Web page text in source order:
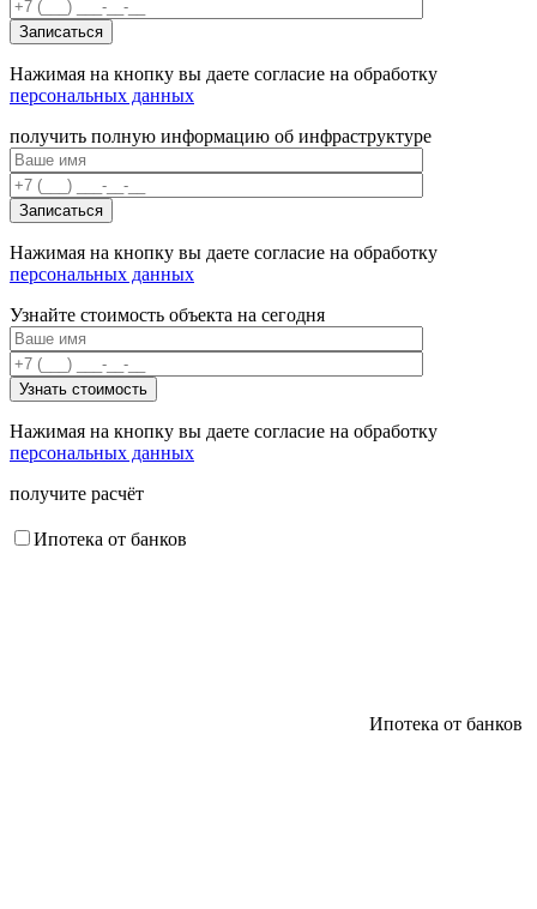
Нажимая на кнопку вы даете согласие на обработку
персональных данных
получить полную информацию об инфраструктуре
Нажимая на кнопку вы даете согласие на обработку
персональных данных
Узнайте стоимость объекта на сегодня
Нажимая на кнопку вы даете согласие на обработку
персональных данных
получите расчёт
Ипотека от банков
Ипотека от банков